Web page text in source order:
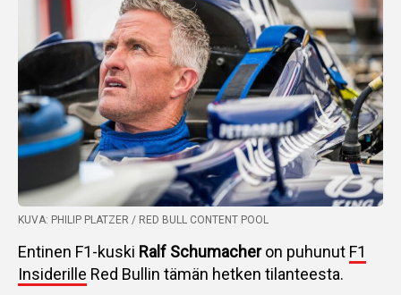
KUVA: PHILIP PLATZER / RED BULL CONTENT POOL
Entinen F1-kuski Ralf Schumacheron puhunut F1
Insiderille Red Bullin tämän hetken tilanteesta.